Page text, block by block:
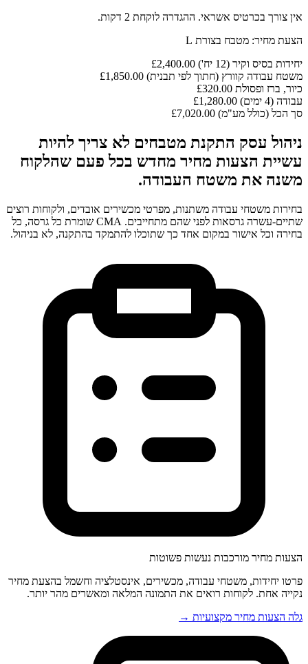
אין צורך בכרטיס אשראי. ההגדרה לוקחת 2 דקות.
הצעת מחיר: מטבח בצורת L
יחידות בסיס וקיר (12 יח')
£2,400.00
משטח עבודה קוורץ (חתוך לפי תבנית) £1,850.00
כיור, ברז ופסולת £320.00
עבודה (4 ימים)
£1,280.00
סך הכל (כולל מע"מ) £7,020.00
ניהול עסק התקנת מטבחים לא צריך להיות
עשיית הצעות מחיר מחדש בכל פעם שהלקוח
משנה את משטח העבודה.
בחירות משטחי עבודה משתנות, מפרטי מכשירים אובדים, ולקוחות רוצים
שתיים-עשרה גרסאות לפני שהם מתחייבים. CMA שומרת כל גרסה, כל
בחירה וכל אישור במקום אחד כך שתוכלו להתמקד בהתקנה, לא בניהול.
הצעות מחיר מורכבות נעשות פשוטות
פרטו יחידות, משטחי עבודה, מכשירים, אינסטלציה וחשמל בהצעת מחיר
נקייה אחת. לקוחות רואים את התמונה המלאה ומאשרים מהר יותר.
גלה הצעות מחיר מקצועיות →